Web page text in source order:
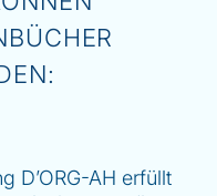
D’ORG-AH erfüllt